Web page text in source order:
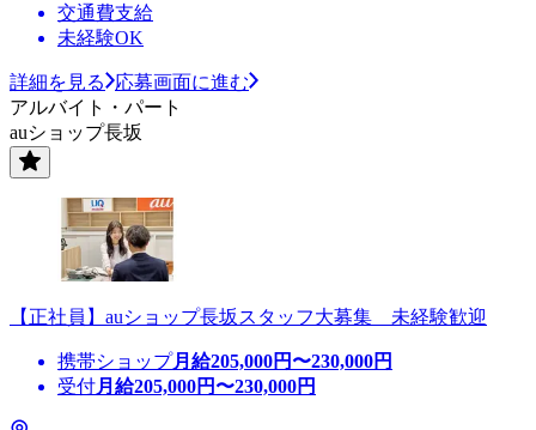
交通費支給
未経験OK
詳細を見る
応募画面に進む
アルバイト・パート
auショップ長坂
【正社員】auショップ長坂スタッフ大募集 未経験歓迎
携帯ショップ月給205,000円〜230,000円
受付月給205,000円〜230,000円